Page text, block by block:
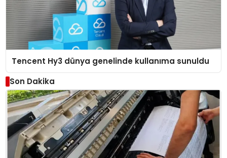
Tencent Hy3 dünya genelinde kullanıma sunuldu
Son Dakika